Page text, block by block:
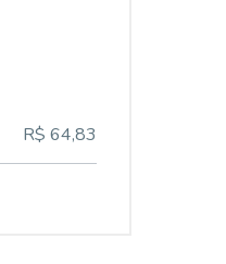
R$ 64,83